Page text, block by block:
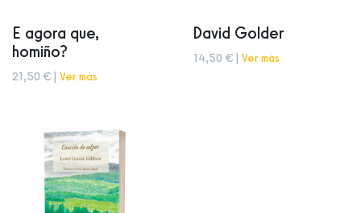
E agora que,
homiño?
21,50 € | Ver más
David Golder
14,50 € | Ver más